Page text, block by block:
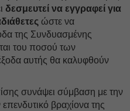
δεσμευτεί να εγγραφεί για
ώστε να
της Συνδυασμένης
του ποσού των
αυτής θα καλυφθούν
συνάψει σύμβαση με την
επενδυτικό βραχίονα της